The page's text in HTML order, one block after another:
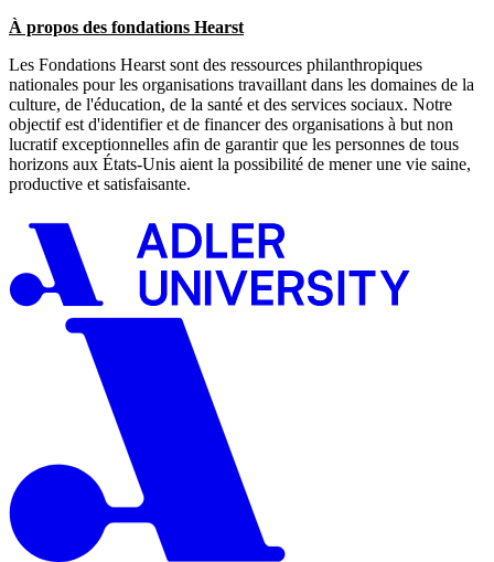
À propos des fondations Hearst
Les Fondations Hearst sont des ressources philanthropiques
nationales pour les organisations travaillant dans les domaines de la
culture, de l'éducation, de la santé et des services sociaux. Notre
objectif est d'identifier et de financer des organisations à but non
lucratif exceptionnelles afin de garantir que les personnes de tous
horizons aux États-Unis aient la possibilité de mener une vie saine,
productive et satisfaisante.